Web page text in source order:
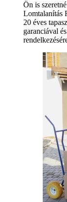
Ön is
Lomtalanítás
20 éves
garanciával